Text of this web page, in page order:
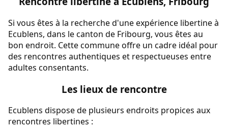
Si vous êtes à la recherche d'une expérience libertine à
Ecublens, dans le canton de Fribourg, vous êtes au
bon endroit. Cette commune offre un cadre idéal pour
des rencontres authentiques et respectueuses entre
adultes consentants.
Les lieux de rencontre
Ecublens dispose de plusieurs endroits propices aux
rencontres libertines :